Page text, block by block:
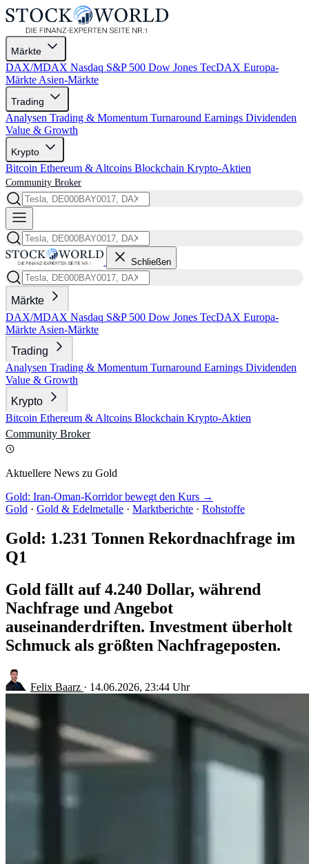
Märkte
DAX/MDAX Nasdaq S&P 500 Dow Jones TecDAX Europa-
Märkte Asien-Märkte
Trading
Analysen Trading & Momentum Turnaround Earnings Dividenden
Value & Growth
Krypto
Bitcoin Ethereum & Altcoins Blockchain Krypto-Aktien
Community Broker
Schließen
Märkte
DAX/MDAX Nasdaq S&P 500 Dow Jones TecDAX Europa-
Märkte Asien-Märkte
Trading
Analysen Trading & Momentum Turnaround Earnings Dividenden
Value & Growth
Krypto
Bitcoin Ethereum & Altcoins Blockchain Krypto-Aktien
Community Broker
Aktuellere News zu Gold
Gold: Iran-Oman-Korridor bewegt den Kurs →
Gold · Gold & Edelmetalle · Marktberichte · Rohstoffe
Gold: 1.231 Tonnen Rekordnachfrage im
Q1
Gold fällt auf 4.240 Dollar, während
Nachfrage und Angebot
auseinanderdriften. Investment überholt
Schmuck als größten Nachfrageposten.
Felix Baarz · 14.06.2026, 23:44 Uhr